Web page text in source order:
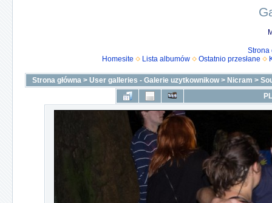
Strona
Homesite
Lista albumów Ostatnio przesłane
Strona główna > User galleries - Galerie uzytkownikow> Nicram >